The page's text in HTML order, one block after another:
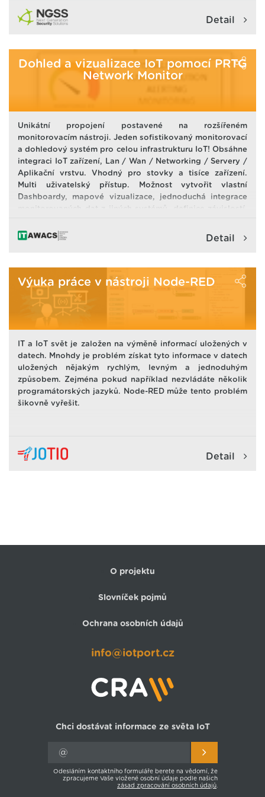
řadu různých aplikací a systémů)
Silná INTEGRACE s vašimi existujícími systémy a
procesy (šetříte peníze, čas a úsilí)
Zaměření na REAKCI pro automatizaci a vyšší
efektivitu
JEDNODUCHÁ implementace (rychlá, ne-invazivní,
nízká náročnost na vaší straně)
Může začít jako MALÉ řešení, ale ROSTE spolu s
vašimi potřebami
akceptaci.
Detail
Dohled a vizualizace IoT pomocí PRTG
Network Monitor
Unikátní propojení postavené na rozšířeném
monitorovacím nástroji. Jeden sofistikovaný monitorovací
a dohledový systém pro celou infrastrukturu IoT! Obsáhne
integraci IoT zařízení, Lan / Wan / Networking / Servery /
Aplikační vrstvu. Vhodný pro stovky a tisíce zařízení.
Multi uživatelský přístup. Možnost vytvořit vlastní
Dashboardy, mapové vizualizace, jednoduchá integrace
monitorovaných dat z jiných systémů, definice závislostí,
Analytické vlastnosti neobvyklých událostí, Vhodné pro
IoT. Řešení nabízí jednu platformu jak pro EndUser tak
pro Back-Office. Zajistíme kompletní dodávku,
implementaci, technickou podporu, školení, customizaci a
analytickou podporu při nasazení. Více jak 10 let
zkušeností v oblasti monitoringu.
Detail
Výuka práce v nástroji Node-RED
IT a IoT svět je založen na výměně informací uložených v
datech. Mnohdy je problém získat tyto informace v datech
uložených nějakým rychlým, levným a jednoduhým
způsobem. Zejména pokud například nezvládáte několik
programátorských jazyků. Node-RED může tento problém
šikovně vyřešit.
Detail
O projektu
Slovníček pojmů
Ochrana osobních údajů
info@iotport.cz
Chci dostávat informace ze světa IoT
Odesláním kontaktního formuláře berete na vědomí, že
zpracujeme Vaše vložené osobní údaje podle našich
zásad zpracování osobních údajů.